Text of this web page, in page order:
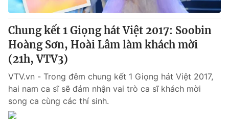
Tư vấn
Chuyên mục khác
Emagazine Podcast
Photo Infographic
Video
Chung kết 1 Giọng hát Việt 2017: Soobin
Hoàng Sơn, Hoài Lâm làm khách mời
(21h, VTV3)
VTV.vn - Trong đêm chung kết 1 Giọng hát Việt 2017,
hai nam ca sĩ sẽ đảm nhận vai trò ca sĩ khách mời
song ca cùng các thí sinh.